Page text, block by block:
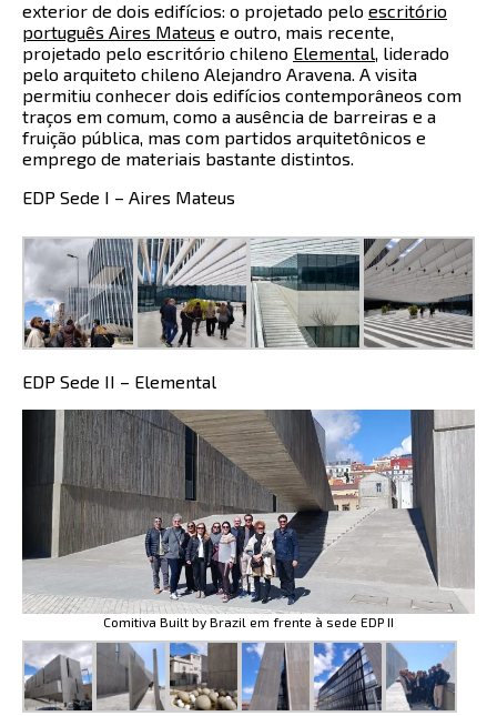
exterior de dois edifícios: o projetado pelo escritório
português Aires Mateus e outro, mais recente,
projetado pelo escritório chileno Elemental , liderado
pelo arquiteto chileno Alejandro Aravena. A visita
permitiu conhecer dois edifícios contemporâneos com
traços em comum, como a ausência de barreiras e a
fruição pública, mas com partidos arquitetônicos e
emprego de materiais bastante distintos.
EDP Sede I – Aires Mateus
EDP Sede II – Elemental
Comitiva Built by Brazil em frente à sede EDP II